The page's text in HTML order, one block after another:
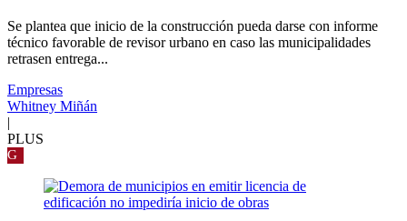
Se plantea que inicio de la construcción pueda darse con informe
técnico favorable de revisor urbano en caso las municipalidades
retrasen entrega...
Empresas
Whitney Miñán
|
PLUS
G